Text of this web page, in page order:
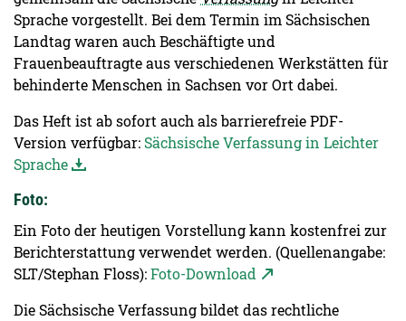
Sprache vorgestellt. Bei dem Termin im Sächsischen
Landtag waren auch Beschäftigte und
Frauenbeauftragte aus verschiedenen Werkstätten für
behinderte Menschen in Sachsen vor Ort dabei.
Das Heft ist ab sofort auch als barrierefreie PDF-
Version verfügbar: Sächsische Verfassung in Leichter
Sprache
Foto:
Ein Foto der heutigen Vorstellung kann kostenfrei zur
Berichterstattung verwendet werden. (Quellenangabe:
SLT/Stephan Floss):Foto-Download
Die Sächsische Verfassung bildet das rechtliche